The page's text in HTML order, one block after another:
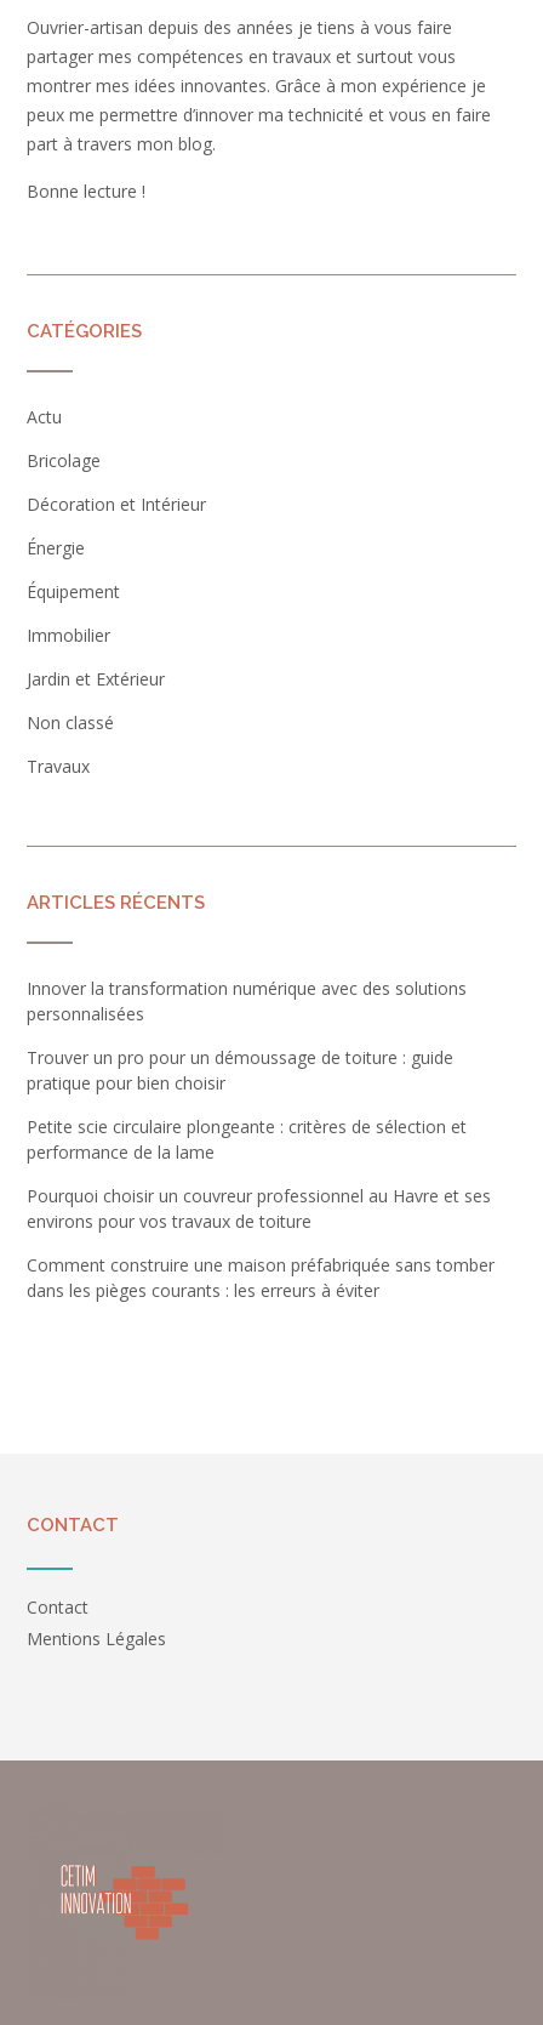
Ouvrier-artisan depuis des années je tiens à vous faire
partager mes compétences en travaux et surtout vous
montrer mes idées innovantes. Grâce à mon expérience je
peux me permettre d’innover ma technicité et vous en faire
part à travers mon blog.
Bonne lecture !
CATÉGORIES
Actu
Bricolage
Décoration et Intérieur
Énergie
Équipement
Immobilier
Jardin et Extérieur
Non classé
Travaux
ARTICLES RÉCENTS
Innover la transformation numérique avec des solutions
personnalisées
Trouver un pro pour un démoussage de toiture : guide
pratique pour bien choisir
Petite scie circulaire plongeante : critères de sélection et
performance de la lame
Pourquoi choisir un couvreur professionnel au Havre et ses
environs pour vos travaux de toiture
Comment construire une maison préfabriquée sans tomber
dans les pièges courants : les erreurs à éviter
CONTACT
Contact
Mentions Légales